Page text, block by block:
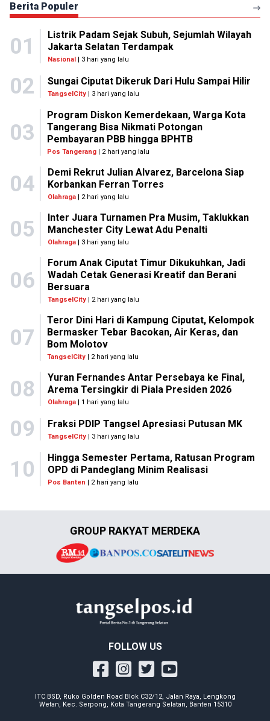
Berita Populer
01
Listrik Padam Sejak Subuh, Sejumlah Wilayah
Jakarta Selatan Terdampak
Nasional| 3 hari yang lalu
02 Sungai Ciputat Dikeruk Dari Hulu Sampai Hilir
TangselCity | 3 hari yang lalu
03
Program Diskon Kemerdekaan, Warga Kota
Tangerang Bisa Nikmati Potongan
Pembayaran PBB hingga BPHTB
Pos Tangerang | 2 hari yang lalu
04
Demi Rekrut Julian Alvarez, Barcelona Siap
Korbankan Ferran Torres
Olahraga| 2 hari yang lalu
05
Inter Juara Turnamen Pra Musim, Taklukkan
Manchester City Lewat Adu Penalti
Olahraga| 3 hari yang lalu
06
Forum Anak Ciputat Timur Dikukuhkan, Jadi
Wadah Cetak Generasi Kreatif dan Berani
Bersuara
TangselCity| 2 hari yang lalu
07
Teror Dini Hari di Kampung Ciputat, Kelompok
Bermasker Tebar Bacokan, Air Keras, dan
Bom Molotov
TangselCity | 2 hari yang lalu
08
Yuran Fernandes Antar Persebaya ke Final,
Arema Tersingkir di Piala Presiden 2026
Olahraga| 1 hari yang lalu
09 Fraksi PDIP Tangsel Apresiasi Putusan MK
TangselCity | 3 hari yang lalu
10
Hingga Semester Pertama, Ratusan Program
OPD di Pandeglang Minim Realisasi
Pos Banten | 2 hari yang lalu
GROUP RAKYAT MERDEKA
FOLLOW US
ITC BSD, Ruko Golden Road Blok C32/12, Jalan Raya, Lengkong
Wetan, Kec. Serpong, Kota Tangerang Selatan, Banten 15310